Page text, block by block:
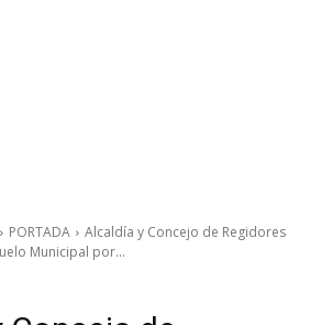
PORTADA
Alcaldía y Concejo de Regidores
Municipal por...